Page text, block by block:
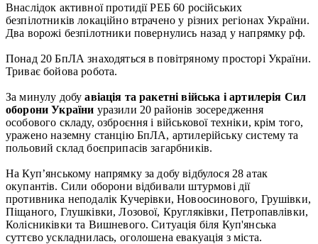
Внаслідок активної протидії РЕБ 60 російських
безпілотників локаційно втрачено у різних регіонах України.
Два ворожі безпілотники повернулись назад у напрямку рф.
Понад 20 БпЛА знаходяться в повітряному просторі України.
Триває бойова робота.
За минулу добуавіація та ракетні війська і артилерія Сил
оборони України уразили 20 районів зосередження
особового складу, озброєння і військової техніки, крім того,
уражено наземну станцію БпЛА, артилерійську систему та
польовий склад боєприпасів загарбників.
На Куп’янському напрямку за добу відбулося 28 атак
окупантів. Сили оборони відбивали штурмові дії
противника неподалік Кучерівки, Новоосинового, Грушівки,
Піщаного, Глушківки, Лозової, Кругляківки, Петропавлівки,
Колісниківки та Вишневого. Ситуація біля Куп'янська
суттєво ускладнилась, оголошена евакуація з міста.